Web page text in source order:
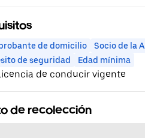
de domicilio
Socio de la
de seguridad
Edad mínima
de conducir vigente
de recolección